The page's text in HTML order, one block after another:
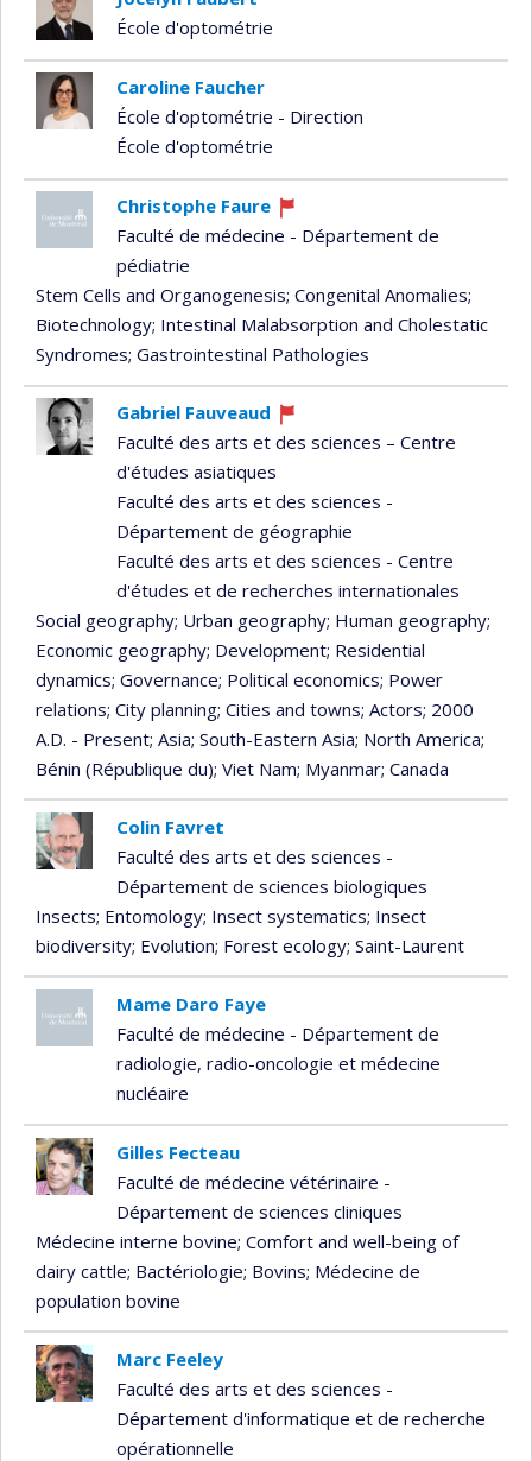
École d'optométrie
Caroline Faucher
École d'optométrie - Direction
École d'optométrie
Christophe Faure
Currently
Faculté de médecine - Département de
pédiatrie
Stem Cells and Organogenesis; Congenital Anomalies;
Biotechnology; Intestinal Malabsorption and Cholestatic
Syndromes; Gastrointestinal Pathologies
Gabriel Fauveaud
Currently
Faculté des arts et des sciences – Centre
d'études asiatiques
Faculté des arts et des sciences -
Département de géographie
Faculté des arts et des sciences - Centre
d'études et de recherches internationales
Social geography; Urban geography; Human geography;
Economic geography; Development; Residential
dynamics; Governance; Political economics; Power
relations; City planning; Cities and towns; Actors; 2000
A.D. - Present; Asia; South-Eastern Asia; North America;
Bénin (République du); Viet Nam; Myanmar; Canada
Colin Favret
Faculté des arts et des sciences -
Département de sciences biologiques
Insects; Entomology; Insect systematics; Insect
biodiversity; Evolution; Forest ecology; Saint-Laurent
Mame Daro Faye
Faculté de médecine - Département de
radiologie, radio-oncologie et médecine
nucléaire
Gilles Fecteau
Faculté de médecine vétérinaire -
Département de sciences cliniques
Médecine interne bovine; Comfort and well-being of
dairy cattle; Bactériologie; Bovins; Médecine de
population bovine
Marc Feeley
Faculté des arts et des sciences -
Département d'informatique et de recherche
opérationnelle